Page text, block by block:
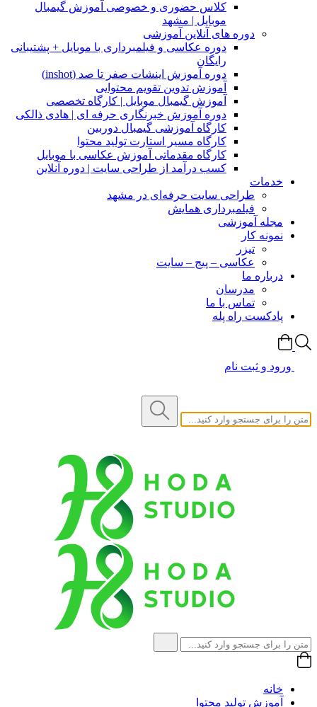
کلاس حضوری و خصوصی آموزش گیمبال
موبایل | مشهد
دوره های آنلاین آموزشی
دوره عکاسی و فیلمبرداری با موبایل + پشتیبانی
رایگان
دوره آموزش اینشات صفر تا صد (inshot)
آموزش تدوین تقویم محتوایی
آموزش گیمبال موبایل | کارگاه تخصصی
دوره آموزش خبرنگاری حرفه ای | هادی ذالکی
کارگاه آموزشی گیمبال دوربین
کارگاه مسیر استارت تولید محتوا
کارگاه مقدماتی آموزش عکاسی با موبایل
کسب درآمد از طراحی سایت | دوره آنلاین
خدمات
طراحی سایت حرفه‌ای در مشهد
فیلمبرداری همایش
مجله آموزشی
نمونه کار
تیزر
عکاسی – پیج – سایت
درباره ما
مدرسان
تماس با ما
پادکست راه پله
ورود و ثبت نام
خانه
آموزش تولید محتوا